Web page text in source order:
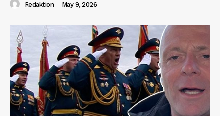
Redaktion - May 9, 2026